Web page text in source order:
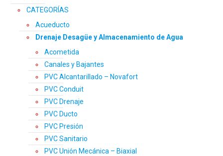
CATEGORÍAS
Acueducto
Drenaje Desagüe y Almacenamiento de Agua
Acometida
Canales y Bajantes
PVC Alcantarillado – Novafort
PVC Conduit
PVC Drenaje
PVC Ducto
PVC Presión
PVC Sanitario
PVC Unión Mecánica – Biaxial